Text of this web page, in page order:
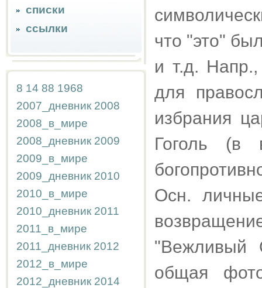
списки
ссылки
8 14 88 1968
2007_дневник 2008
2008_в_мире
2008_дневник 2009
2009_в_мире
2009_дневник 2010
2010_в_мире
2010_дневник 2011
2011_в_мире
2011_дневник 2012
2012_в_мире
2012_дневник 2014
что "это"
и т.д.
для
избрания
Гоголь
Осн.
"Вежливый
общая